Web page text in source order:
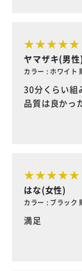
ヤマザキ(男性)
カラー : ホワイト
30分くらい組
品質は良かっ
はな(女性)
カラー : ブラック
満足